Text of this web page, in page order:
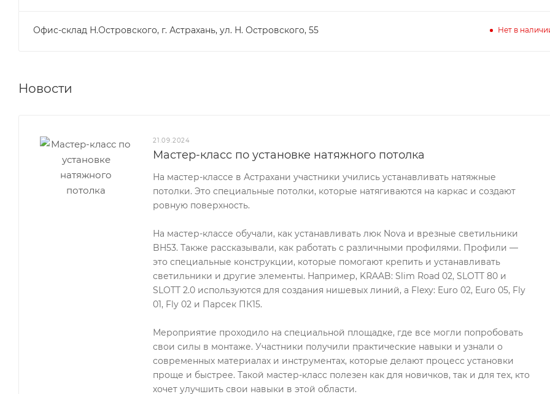
Офис-склад Н.Островского, г. Астрахань, ул. Н. Островского, 55 Нет в
Новости
21.09.2024
Мастер-класс по установке натяжного потолка
На мастер-классе в Астрахани участники учились устанавливать натяжные
потолки. Это специальные потолки, которые натягиваются на каркас и создают
ровную поверхность.
На мастер-классе обучали, как устанавливать люк Nova и врезные светильники
BH53. Также рассказывали, как работать с различными профилями. Профили —
это специальные конструкции, которые помогают крепить и устанавливать
светильники и другие элементы. Например, KRAAB: Slim Road 02, SLOTT 80 и
SLOTT 2.0 используются для создания нишевых линий, а Flexy: Euro 02, Euro 05, Fly
01, Fly 02 и Парсек ПК15.
Мероприятие проходило на специальной площадке, где все могли попробовать
свои силы в монтаже. Участники получили практические навыки и узнали о
современных материалах и инструментах, которые делают процесс установки
проще и быстрее. Такой мастер-класс полезен как для новичков, так и для тех, кто
хочет улучшить свои навыки в этой области.